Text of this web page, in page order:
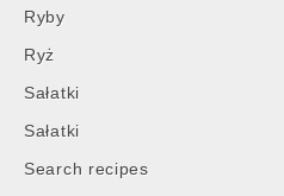
Ryby
Ryż
Sałatki
Sałatki
Search recipes